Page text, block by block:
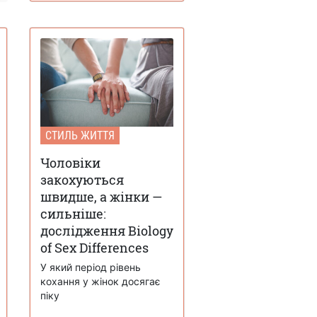
СТИЛЬ ЖИТТЯ
Чоловіки
закохуються
швидше, а жінки —
сильніше:
дослідження Biology
of Sex Differences
У який період рівень
кохання у жінок досягає
піку